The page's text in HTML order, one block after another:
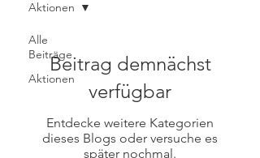
Alle
Beiträge
Aktionen
Aktionen
Beitrag demnächst
verfügbar
Entdecke weitere Kategorien
dieses Blogs oder versuche es
später nochmal.